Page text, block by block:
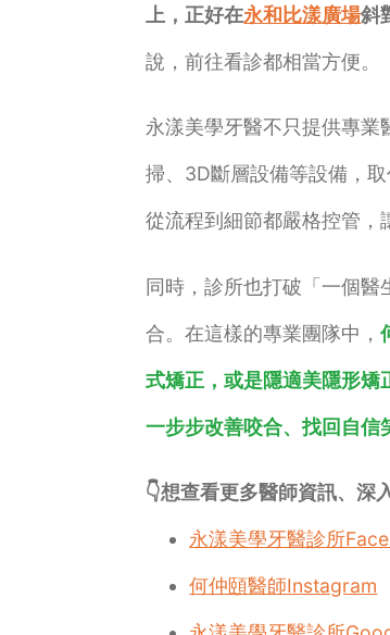
上，正好在永和比漾廣場斜
說，前往看診都相當方便。
永漾美學牙醫不只提供專
掃、3D斷層設備等設備，
從流程到細節都嚴格控管，
同時，診所也打破「一個
合。在這樣的專業團隊中，
式矯正，或是隱適美隱形矯
一步步改善咬合、找回自信
👇想查看更多醫師資訊、深
永漾美學牙醫診所
何仲頤醫師Instagram